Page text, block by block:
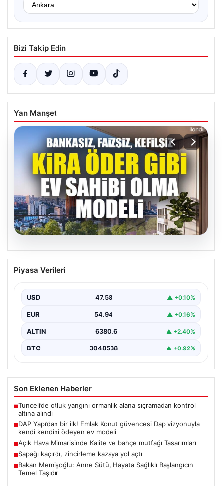
Bizi Takip Edin
Yan Manşet
04.08.2026
DAP Yapı’dan bir ilk! Emlak Konut
güvencesi Dap vizyonuyla kendi
Piyasa Verileri
USD 47.58 ▲ +0.10%
EUR 54.94 ▲ +0.16%
ALTIN 6380.6 ▲ +2.40%
BTC 3048538 ▲ +0.92%
Son Eklenen Haberler
■Tunceli’de otluk yangını ormanlık alana sıçramadan kontrol
altına alındı
■DAP Yapı’dan bir ilk! Emlak Konut güvencesi Dap vizyonuyla
kendi kendini ödeyen ev modeli
■Açık Hava Mimarisinde Kalite ve bahçe mutfağı Tasarımları
■Sapağı kaçırdı, zincirleme kazaya yol açtı
■Bakan Memişoğlu: Anne Sütü, Hayata Sağlıklı Başlangıcın
Temel Taşıdır